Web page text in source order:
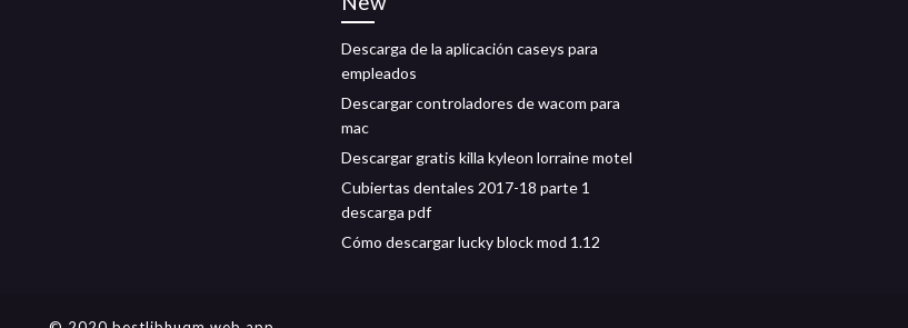
Descarga de la aplicación caseys para
empleados
Descargar controladores de wacom para
mac
Descargar gratis killa kyleon lorraine motel
Cubiertas dentales 2017-18 parte 1
descarga pdf
Cómo descargar lucky block mod 1.12